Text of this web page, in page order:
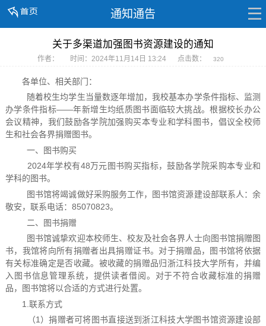
通知通告
关于多渠道加强图书资源建设的通知
作者： 时间：2024年11月14日 13:24 点击数： 320
各单位、相关部门：
随着校生均学生当量数逐年增加，我校基本办学条件指标、监测
办学条件指标——年新增生均纸质图书面临较大挑战。根据校长办公
会议精神，我们鼓励各学院加强购买本专业和学科图书，倡议全校师
生和社会各界捐赠图书。
一、图书购买
2024年学校有48万元图书购买指标，鼓励各学院采购本专业和
学科的图书。
图书馆将竭诚做好采购服务工作，图书馆资源建设部联系人：余
敬安，联系电话：85070823。
二、图书捐赠
图书馆诚挚欢迎本校师生、校友及社会各界人士向图书馆捐赠图
书，我馆将向所有捐赠者出具捐赠证书。对于捐赠品，图书馆将依据
有关标准确定是否收藏。被收藏的捐赠品归浙江科技大学所有，并编
入图书信息管理系统，提供读者借阅。对于不符合收藏标准的捐赠
品，图书馆将以合适的方式进行处置。
1.联系方式
（1）捐赠者可将图书直接送到浙江科技大学图书馆资源建设部